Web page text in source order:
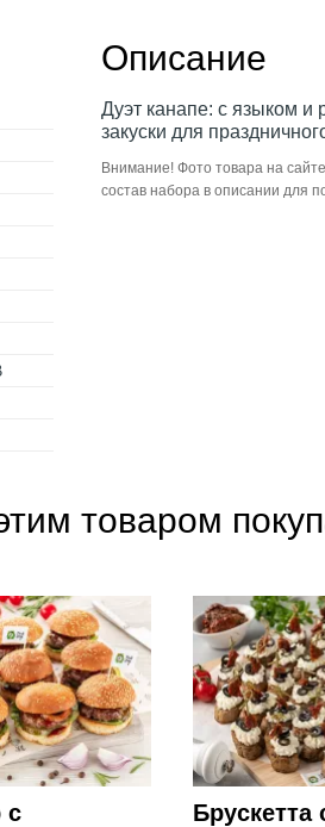
Описание
Дуэт канапе: с языком и
закуски для
Внимание! Фото товара на
состав набора в описании для
товаром
с
Брускетта